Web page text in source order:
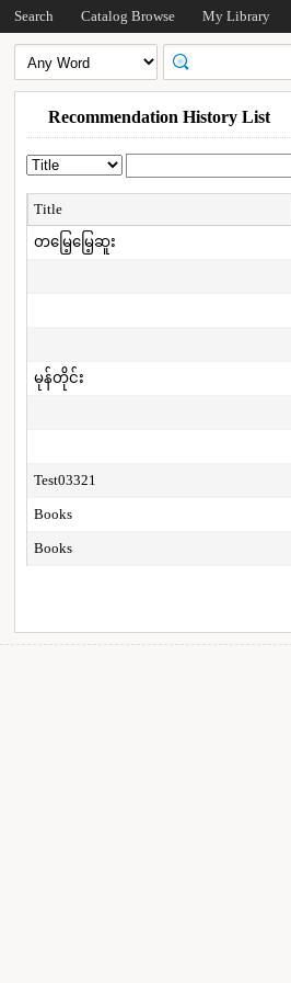
Search Catalog Browse My Library
Recommendation History List
Title
တမြေ့မြေ့ဆူး
မုန်တိုင်း
Test03321
Books
Books